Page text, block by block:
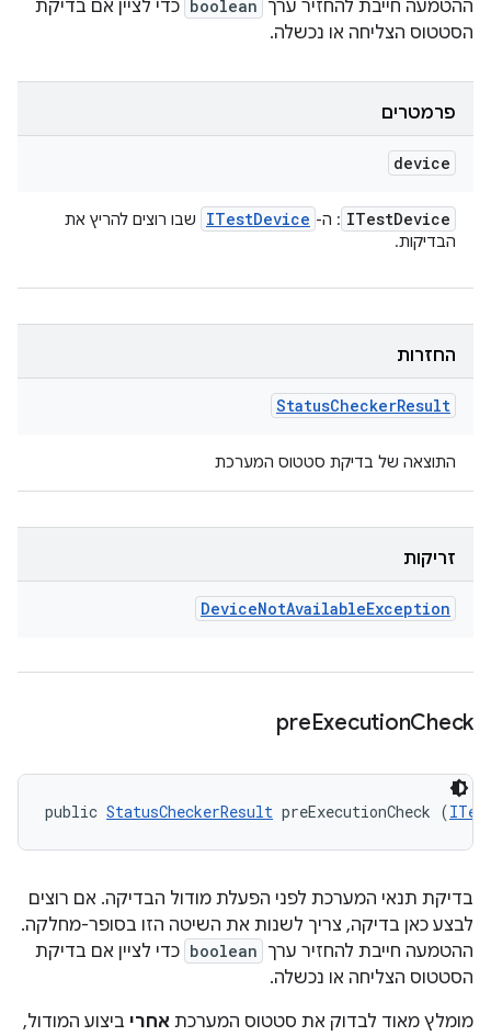
ההטמעה חייבת להחזיר ערך boolean כדי לציין אם בדיקת
הסטטוס הצליחה או נכשלה.
פרמטרים
device
ITestDevice : ה- ITestDevice
שבו רוצים להריץ את
הבדיקות.
החזרות
StatusCheckerResult
התוצאה של בדיקת סטטוס המערכת
זריקות
DeviceNotAvailableException
preExecutionCheck
public StatusCheckerResult preExecutionCheck (
בדיקת תנאי המערכת לפני הפעלת מודול הבדיקה. אם רוצים
לבצע כאן בדיקה, צריך לשנות את השיטה הזו בסופר-מחלקה.
ההטמעה חייבת להחזיר ערך boolean כדי לציין אם בדיקת
הסטטוס הצליחה או נכשלה.
מומלץ מאוד לבדוק את סטטוס המערכת אחרי ביצוע המודול,